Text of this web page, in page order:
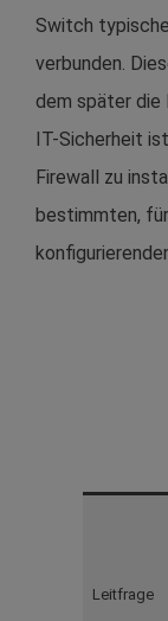
Switch
verbunden.
dem später die
IT-Sicherheit
Firewall zu
bestimmten,
Leitfrage